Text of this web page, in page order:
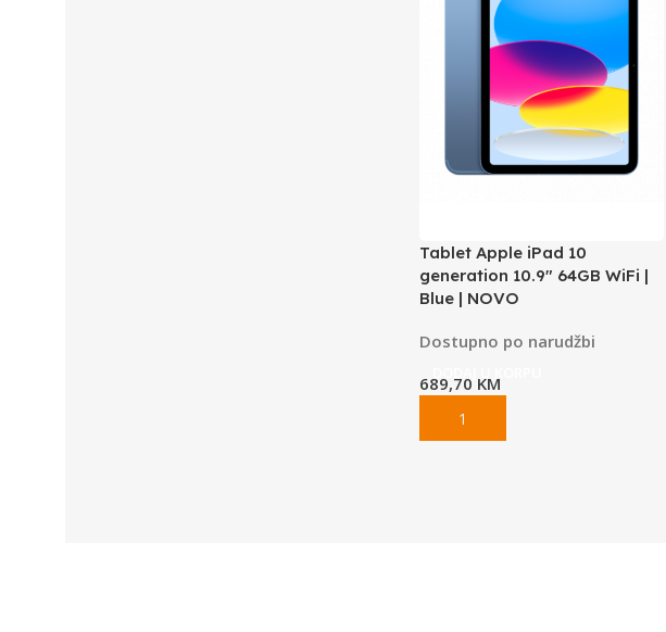
Tablet Apple iPad 10
generation 10.9″ 64GB WiFi |
Blue | NOVO
Dostupno po narudžbi
689,70 KM